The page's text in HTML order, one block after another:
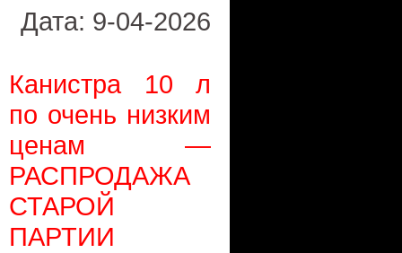
Дата: 9-04-2026
Канистра 10 л
по очень низким
ценам —
РАСПРОДАЖА
СТАРОЙ
ПАРТИИ